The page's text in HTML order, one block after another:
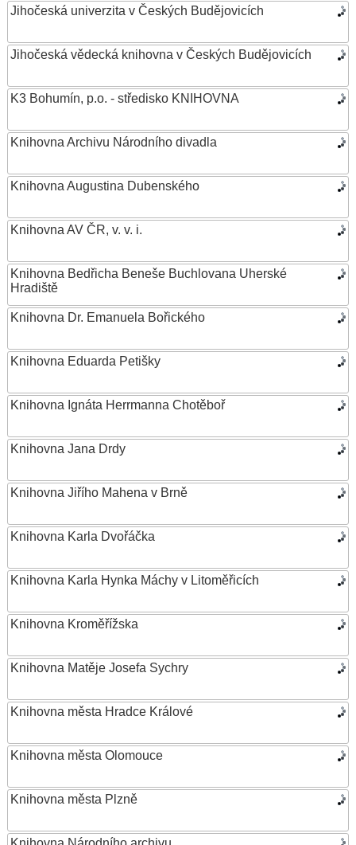
Jihočeská univerzita v Českých Budějovicích
Jihočeská vědecká knihovna v Českých Budějovicích
K3 Bohumín, p.o. - středisko KNIHOVNA
Knihovna Archivu Národního divadla
Knihovna Augustina Dubenského
Knihovna AV ČR, v. v. i.
Knihovna Bedřicha Beneše Buchlovana Uherské
Hradiště
Knihovna Dr. Emanuela Bořického
Knihovna Eduarda Petišky
Knihovna Ignáta Herrmanna Chotěboř
Knihovna Jana Drdy
Knihovna Jiřího Mahena v Brně
Knihovna Karla Dvořáčka
Knihovna Karla Hynka Máchy v Litoměřicích
Knihovna Kroměřížska
Knihovna Matěje Josefa Sychry
Knihovna města Hradce Králové
Knihovna města Olomouce
Knihovna města Plzně